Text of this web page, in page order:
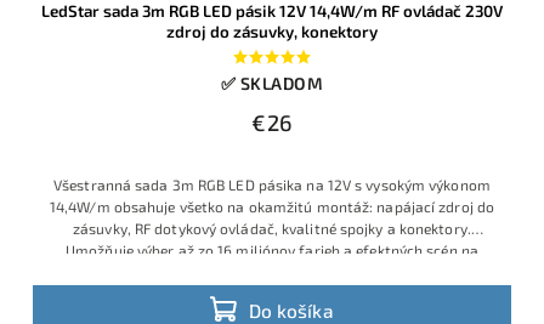
LedStar sada 3m RGB LED pásik 12V 14,4W/m RF ovládač 230V
zdroj do zásuvky, konektory
✅ SKLADOM
€26
Do košíka
Všestranná sada 3m RGB LED pásika na 12V s vysokým výkonom
14,4W/m obsahuje všetko na okamžitú montáž: napájací zdroj do
zásuvky, RF dotykový ovládač, kvalitné spojky a konektory.
Umožňuje výber až zo 16 miliónov farieb a efektných scén na
alebo dekoračné efekty v domácnosti.